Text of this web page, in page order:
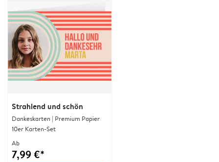
Strahlend und schön
Dankeskarten | Premium Papier
10er Karten-Set
Ab
7,99 €*